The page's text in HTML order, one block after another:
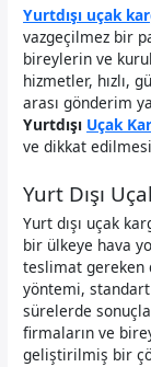
Yurtdışı uçak
vazgeçilmez bir
bireylerin ve
hizmetler, hızlı,
arası gönderim
Yurtdışı Uçak
ve dikkat
Yurt Dışı
Yurt dışı uçak
bir ülkeye hava
teslimat gereken
yöntemi,
sürelerde
firmaların ve
geliştirilmiş bir